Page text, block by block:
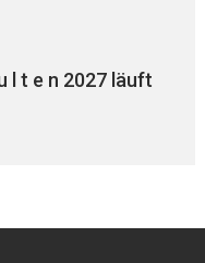
l t e n 2027 läuft